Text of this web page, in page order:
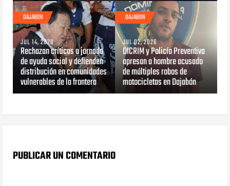
DAJABON
JUL 14, 2026
Rechazan críticas a jornada
de ayuda social y defienden
distribución en comunidades
vulnerables de la frontera
DAJABON
JUL 02, 2026
DICRIM y Policía Preventiva
apresan a hombre acusado
de múltiples robos de
motocicletas en Dajabón
PUBLICAR UN COMENTARIO